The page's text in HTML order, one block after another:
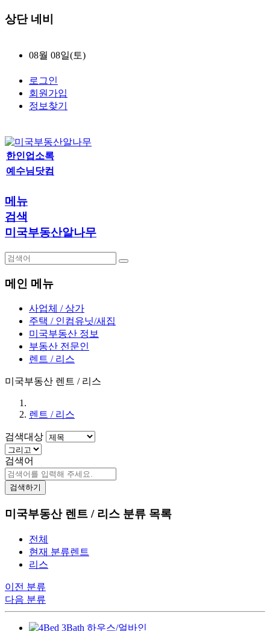
상단 네비
08월 08일(토)
로그인
회원가입
정보찾기
한인업소록
예수님닷컴
메뉴
검색
미국부동산알나무
메인 메뉴
사업체 / 상가
주택 / 인컴유닛/새집
미국부동산 정보
부동산 전문인
렌트 / 리스
미국부동산 렌트 / 리스
렌트 / 리스
검색대상
검색어
검색하기
미국부동산 렌트 / 리스 분류 목록
전체
현재 분류렌트
리스
이전 분류
다음 분류